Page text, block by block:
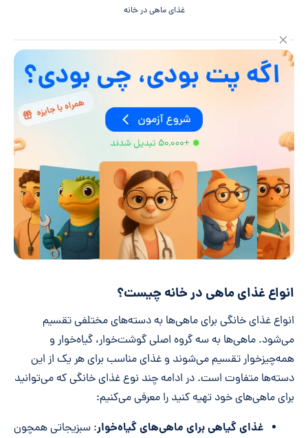
غذای ماهی در خانه
انواع غذای ماهی در خانه چیست؟
انواع غذای خانگی برای ماهی‌ها به دسته‌های مختلفی تقسیم
می‌شود. ماهی‌ها به سه گروه اصلی گوشت‌خوار، گیاه‌خوار و
همه‌چیزخوار تقسیم می‌شوند و غذای مناسب برای هر یک از این
دسته‌ها متفاوت است. در ادامه چند نوع غذای خانگی که می‌توانید
برای ماهی‌های خود تهیه کنید را معرفی می‌کنیم:
غذای گیاهی برای ماهی‌های گیاه‌خوار: سبزیجاتی همچون